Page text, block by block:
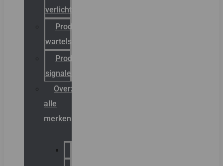
verlichting
Productcatalogus
wartels
Productcatalogus
signalering
Overzicht
alle
merken